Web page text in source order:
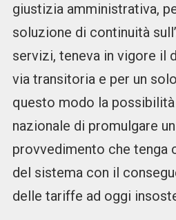
giustizia amministrativa,
soluzione di continuità
servizi, teneva in vigore il
via transitoria e per un
questo modo la
nazionale di promulgare
provvedimento che
del sistema con il
delle tariffe ad oggi